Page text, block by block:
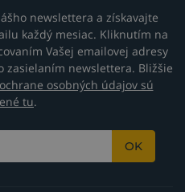
newslettera a získavajte
každý mesiac. Kliknutím na
Vašej emailovej adresy
zasielaním newslettera. Bližšie
osobných údajov sú
tu.
OK